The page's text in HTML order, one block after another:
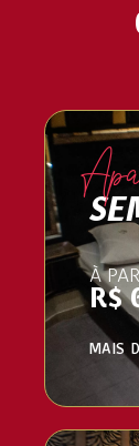
À
R$
MAIS